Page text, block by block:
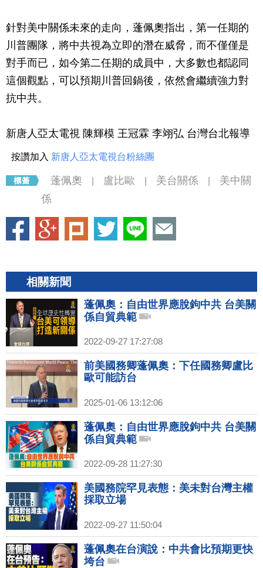
針對美中關係未來的走向，蓬佩奧指出，第一任期的
川普團隊，將中共視為立即的潛在威脅，而不僅僅是
對手而已，如今第二任期的成員中，大多數也都認同
這個觀點，可以預期川普回鍋後，依然會繼續強力對
抗中共。
新唐人亞太電視 陳輝模 王冠霖 李翊弘 台灣台北報導
按讚加入 新唐人亞太電視台粉絲團
蓬佩奧 盧比歐 美台關係
美中關
係
相關新聞
蓬佩奧：自由世界應脫鉤中共 台美關
係自貿典範
2022-09-27 17:27:08
前美國務卿蓬佩奧：下任國務卿盧比
歐可能訪台
2025-01-06 13:12:06
蓬佩奧：自由世界應脫鉤中共 台美關
係自貿典範
2022-09-28 11:27:30
美國務院罕見表態：美未對台灣主權
採取立場
2022-09-27 11:50:04
蓬佩奧在台演說：中共會比預期更快
垮台